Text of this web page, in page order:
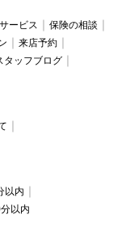
ービス
保険の相談
来店予約
タッフブログ
以内
以内